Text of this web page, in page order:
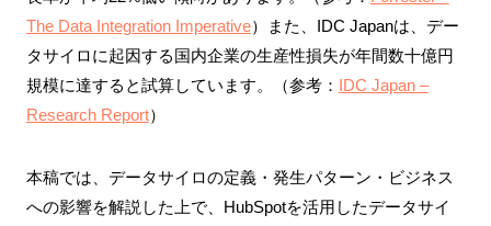
The Data Integration Imperative）また、IDC Japanは、デー
タサイロに起因する国内企業の生産性損失が年間数十億円
規模に達すると試算しています。（参考： IDC Japan –
Research Report）
本稿では、データサイロの定義・発生パターン・ビジネス
への影響を解説した上で、HubSpotを活用したデータサイ